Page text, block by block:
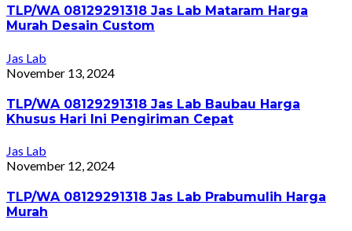
TLP/WA 08129291318 Jas Lab Mataram Harga
Murah Desain Custom
Jas Lab
November 13, 2024
TLP/WA 08129291318 Jas Lab Baubau Harga
Khusus Hari Ini Pengiriman Cepat
Jas Lab
November 12, 2024
TLP/WA 08129291318 Jas Lab Prabumulih Harga
Murah